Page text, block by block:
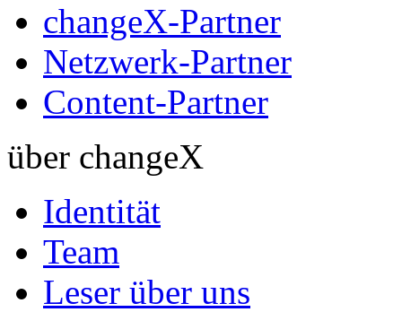
changeX-Partner
Netzwerk-Partner
Content-Partner
über changeX
Identität
Team
Leser über uns